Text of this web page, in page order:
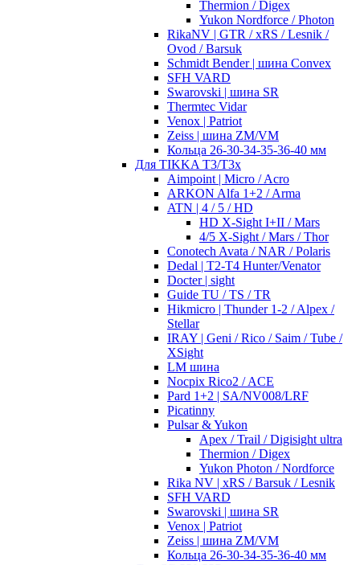
Thermion / Digex
Yukon Nordforce / Photon
RikaNV | GTR / xRS / Lesnik /
Ovod / Barsuk
Schmidt Bender | шина Convex
SFH VARD
Swarovski | шина SR
Thermtec Vidar
Venox | Patriot
Zeiss | шина ZM/VM
Кольца 26-30-34-35-36-40 мм
Для TIKKA T3/T3x
Aimpoint | Micro / Acro
ARKON Alfa 1+2 / Arma
ATN | 4 / 5 / HD
HD X-Sight I+II / Mars
4/5 X-Sight / Mars / Thor
Conotech Avata / NAR / Polaris
Dedal | T2-T4 Hunter/Venator
Docter | sight
Guide TU / TS / TR
Hikmicro | Thunder 1-2 / Alpex /
Stellar
IRAY | Geni / Rico / Saim / Tube /
XSight
LM шина
Nocpix Rico2 / ACE
Pard 1+2 | SA/NV008/LRF
Picatinny
Pulsar & Yukon
Apex / Trail / Digisight ultra
Thermion / Digex
Yukon Photon / Nordforce
Rika NV | xRS / Barsuk / Lesnik
SFH VARD
Swarovski | шина SR
Venox | Patriot
Zeiss | шина ZM/VM
Кольца 26-30-34-35-36-40 мм